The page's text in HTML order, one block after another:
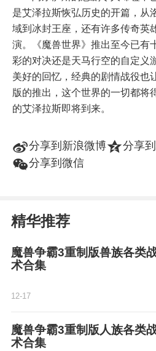
是艾泽拉斯恢弘历史的开篇，从
域到冰封王座，还有许多传奇英
演。《魔兽世界》推出至今已有
彩的对决还是天马行空的自定义
美好的回忆，经典的剧情战役也
版的推出，这个世界的一切都将
的艾泽拉斯即将到来。
t分享到新浪微博z分享
w分享到微信
精华推荐
魔兽争霸3重制版兽族各类
术合集
12-17
魔兽争霸3重制版人族各类
术合集